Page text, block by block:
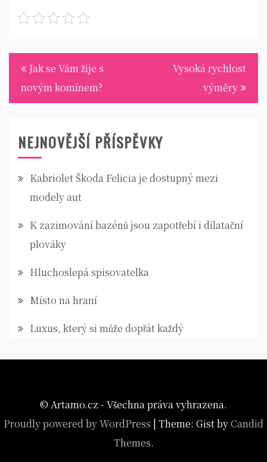
Navigace
pro
příspěvek
Jak se Vám žije s
novým komínem?
Vysoká rychlost
výměry
NEJNOVĚJŠÍ PŘÍSPĚVKY
Kabriolet Škoda Felicia je dostupný mezi
modely aut
K zazimování bazénů jsou zapotřebí i dilatační
plováky
Hluchoslepá spisovatelka
Místo na hraní
Luxus, který si může dopřát každý
© Artamo.cz - Všechna práva vyhrazena.
Proudly powered by WordPress | Theme: Gist byCandid
Themes.